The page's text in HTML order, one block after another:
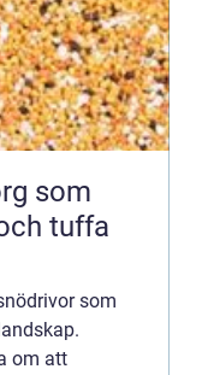
som
tuffa
som
om att